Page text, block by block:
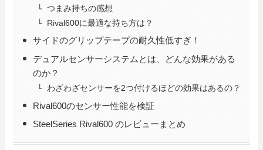
つまみ持ちの感想
Rival600に最適な持ち方は？
サイドのグリップテープの耐久性低すぎ！
デュアルセンサーシステムとは、どんな効果がある
のか？
わざわざセンサーを2つ付けるほどの効果はあるの？
Rival600のセンサー性能を検証
SteelSeries Rival600 のレビューまとめ